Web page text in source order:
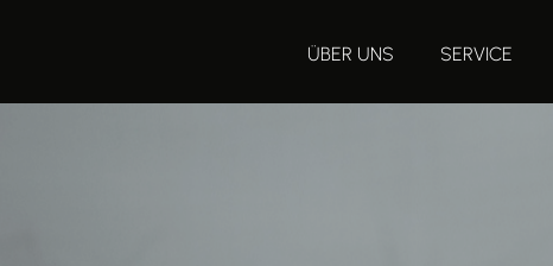
ÜBER UNS SERVICE